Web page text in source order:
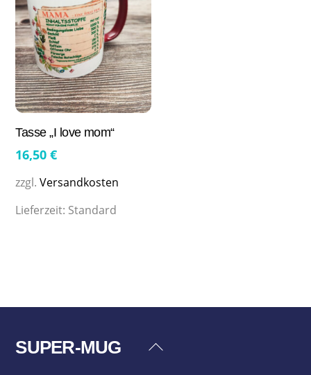
Tasse „I love mom“
16,50€
zzgl.Versandkosten
Lieferzeit: Standard
Back
SUPER-MUG